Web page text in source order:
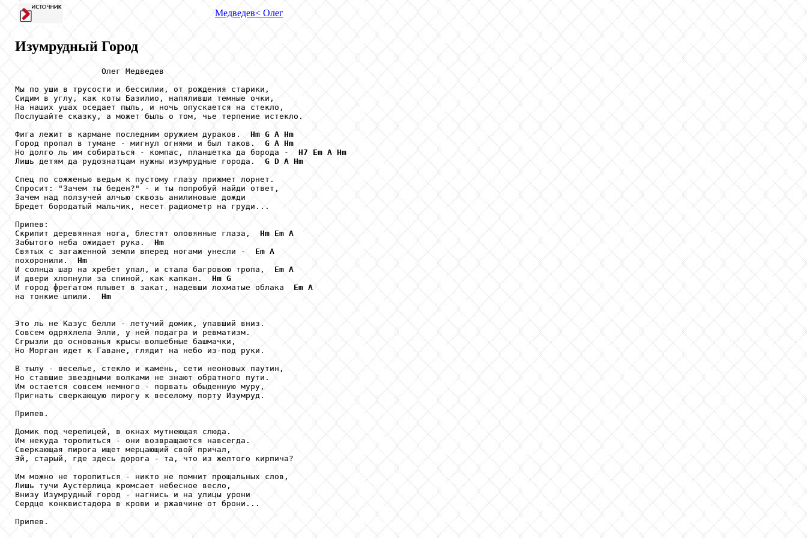
Медведев< Олег
Изумрудный Город
                  Олег Медведев
Мы по уши в трусости и бессилии, от рождения старики,
Сидим в углу, как коты Базилио, напяливши темные очки,
На наших ушах оседает пыль, и ночь опускается на стекло,
Послушайте сказку, а может быль о том, чье терпение истекло.
Фига лежит в кармане последним оружием дураков. Hm G A Hm
Город пропал в тумане - мигнул огнями и был таков. G A Hm
Но долго ль им собираться - компас, планшетка да борода - H7 Em A Hm
Лишь детям да рудознатцам нужны изумрудные города. G D A Hm
Спец по сожженью ведьм к пустому глазу прижмет лорнет.
Спросит: "Зачем ты беден?" - и ты попробуй найди ответ,
Зачем над ползучей алчью сквозь анилиновые дожди
Бредет бородатый мальчик, несет радиометр на груди...
Припев:
Скрипит деревянная нога, блестят оловянные глаза, Hm Em A
Забытого неба ожидает рука. Hm
Святых с загаженной земли вперед ногами унесли - Em A
похоронили. Hm
И солнца шар на хребет упал, и стала багровою тропа, Em A
И двери хлопнули за спиной, как капкан. Hm G
И город фрегатом плывет в закат, надевши лохматые облака Em A
на тонкие шпили. Hm
Это ль не Казус белли - летучий домик, упавший вниз.
Совсем одряхлела Элли, у ней подагра и ревматизм.
Сгрызли до основанья крысы волшебные башмачки,
Но Морган идет к Гаване, глядит на небо из-под руки.
В тылу - веселье, стекло и камень, сети неоновых паутин,
Но ставшие звездными волками не знают обратного пути.
Им остается совсем немного - порвать обыденную муру,
Пригнать сверкающую пирогу к веселому порту Изумруд.
Припев.
Домик под черепицей, в окнах мутнеющая слюда.
Им некуда торопиться - они возвращаются навсегда.
Сверкающая пирога ищет мерцающий свой причал,
Эй, старый, где здесь дорога - та, что из желтого кирпича?
Им можно не торопиться - никто не помнит прощальных слов,
Лишь тучи Аустерлица кромсает небесное весло,
Внизу Изумрудный город - нагнись и на улицы урони
Сердце конквистадора в крови и ржавчине от брони...
Припев.